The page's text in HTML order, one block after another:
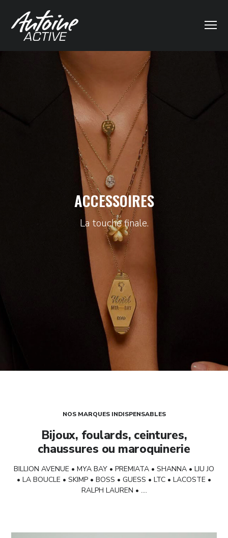
ACCESSOIRES
La touche finale.
NOS MARQUES INDISPENSABLES
Bijoux, foulards, ceintures,
chaussures ou maroquinerie
BILLION AVENUE • MYA BAY • PREMIATA • SHANNA • LIU JO
• LA BOUCLE • SKIMP • BOSS • GUESS • LTC • LACOSTE •
RALPH LAUREN • ….